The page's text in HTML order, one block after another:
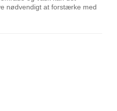
nødvendigt at forstærke med